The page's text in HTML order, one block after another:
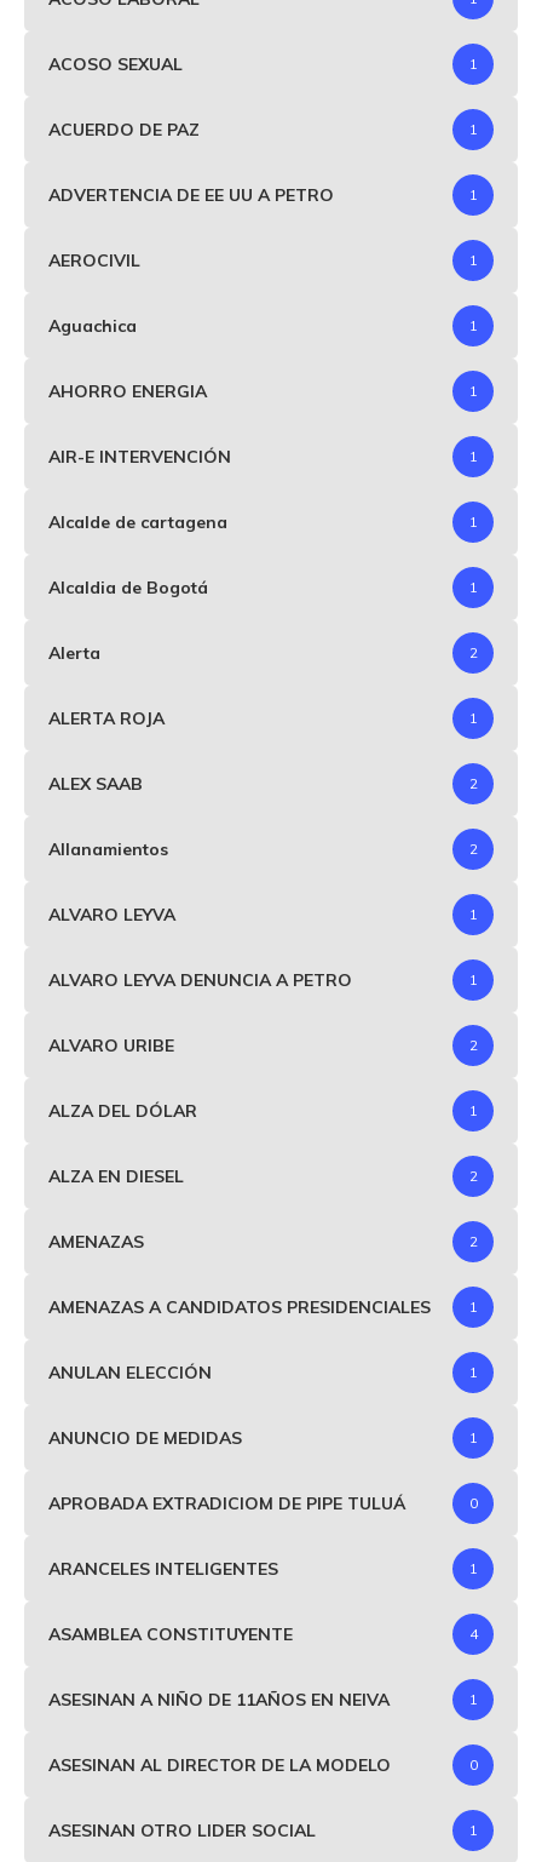
ACOSO SEXUAL 1
ACUERDO DE PAZ 1
ADVERTENCIA DE EE UU A PETRO 1
AEROCIVIL 1
Aguachica 1
AHORRO ENERGIA 1
AIR-E INTERVENCIÓN 1
Alcalde de cartagena 1
Alcaldia de Bogotá 1
Alerta 2
ALERTA ROJA 1
ALEX SAAB 2
Allanamientos 2
ALVARO LEYVA 1
ALVARO LEYVA DENUNCIA A PETRO 1
ALVARO URIBE 2
ALZA DEL DÓLAR 1
ALZA EN DIESEL 2
AMENAZAS 2
AMENAZAS A CANDIDATOS PRESIDENCIALES 1
ANULAN ELECCIÓN 1
ANUNCIO DE MEDIDAS 1
APROBADA EXTRADICIOM DE PIPE TULUÁ 0
ARANCELES INTELIGENTES 1
ASAMBLEA CONSTITUYENTE 4
ASESINAN A NIÑO DE 11AÑOS EN NEIVA 1
ASESINAN AL DIRECTOR DE LA MODELO 0
ASESINAN OTRO LIDER SOCIAL 1